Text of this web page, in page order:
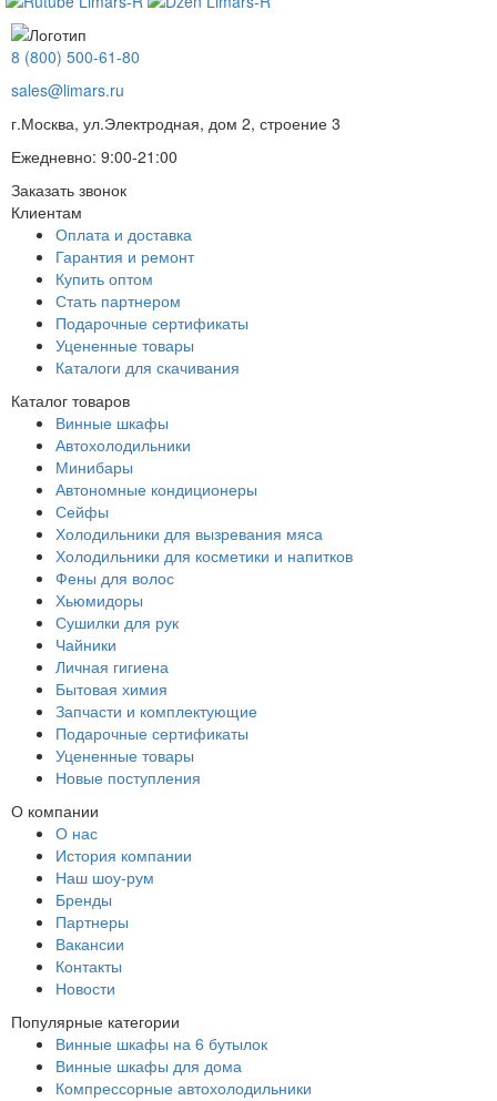
8 (800) 500-61-80
sales@limars.ru
г.Москва, ул.Электродная, дом 2, строение 3
Ежедневно: 9:00-21:00
Заказать звонок
Клиентам
Оплата и доставка
Гарантия и ремонт
Купить оптом
Стать партнером
Подарочные сертификаты
Уцененные товары
Каталоги для скачивания
Каталог товаров
Винные шкафы
Автохолодильники
Минибары
Автономные кондиционеры
Сейфы
Холодильники для вызревания мяса
Холодильники для косметики и напитков
Фены для волос
Хьюмидоры
Сушилки для рук
Чайники
Личная гигиена
Бытовая химия
Запчасти и комплектующие
Подарочные сертификаты
Уцененные товары
Новые поступления
О компании
О нас
История компании
Наш шоу-рум
Бренды
Партнеры
Вакансии
Контакты
Новости
Популярные категории
Винные шкафы на 6 бутылок
Винные шкафы для дома
Компрессорные автохолодильники